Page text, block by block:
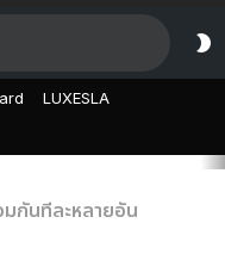
LUXESLA
กันทีละหลายอัน